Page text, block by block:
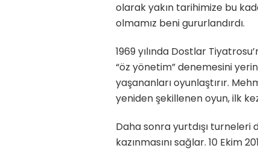
olarak yakın tarihimize bu
olmamız beni gururlandırdı.
1969 yılında Dostlar
“öz yönetim” denemesini
yaşananları oyunlaştırır.
yeniden şekillenen oyun, ilk
Daha sonra yurtdışı turneleri
kazınmasını sağlar. 10 Ekim